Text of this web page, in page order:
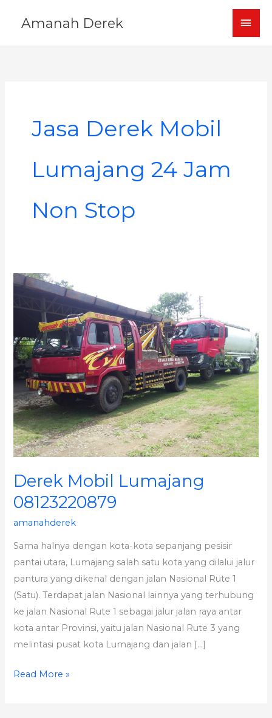
Amanah Derek
Jasa Derek Mobil
Lumajang 24 Jam
Non Stop
Derek Mobil Lumajang
08123220879
amanahderek
Sama halnya dengan kota-kota sepanjang pesisir
pantai utara, Lumajang salah satu kota yang dilalui jalur
pantura yang dikenal dengan jalan Nasional Rute 1
(Satu). Terdapat jalan Nasional lainnya yang terhubung
ke jalan Nasional Rute 1 sebagai jalur jalan raya antar
kota antar Provinsi, yaitu jalan Nasional Rute 3 yang
melintasi pusat kota Lumajang dan jalan […]
Derek
Lumajang
08123220879
Read More »